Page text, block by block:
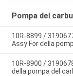
Pompa del
10R-8899 /
Assy For della
10R-8900 /
della pompa del